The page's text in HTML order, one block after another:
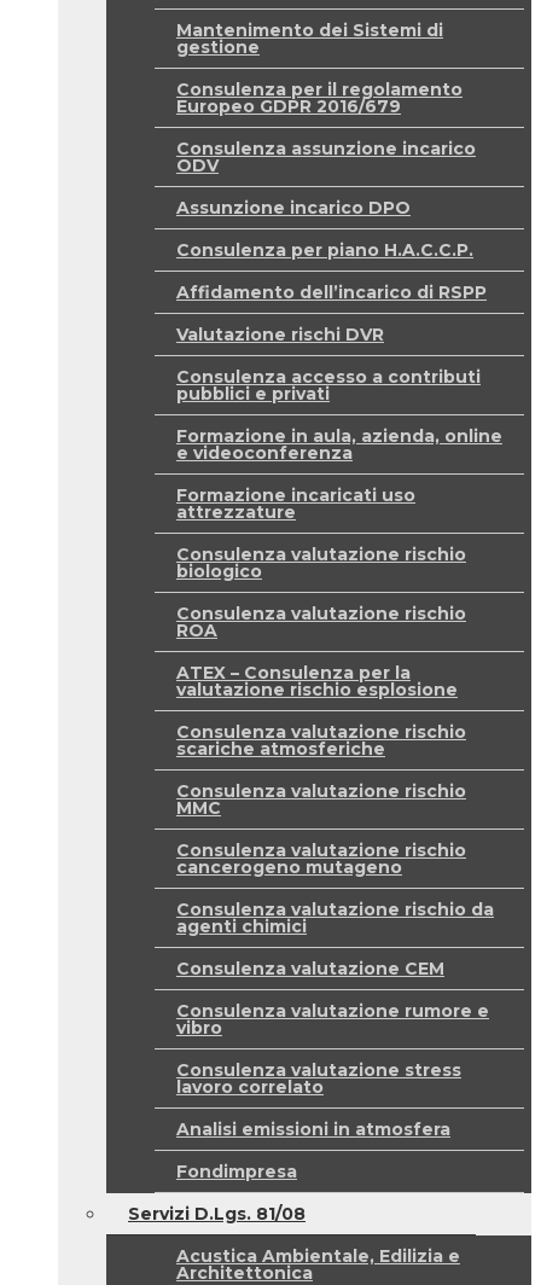
Mantenimento dei Sistemi di
gestione
Consulenza per il regolamento
Europeo GDPR 2016/679
Consulenza assunzione incarico
ODV
Assunzione incarico DPO
Consulenza per piano H.A.C.C.P.
Affidamento dell’incarico di RSPP
Valutazione rischi DVR
Consulenza accesso a contributi
pubblici e privati
Formazione in aula, azienda, online
e videoconferenza
Formazione incaricati uso
attrezzature
Consulenza valutazione rischio
biologico
Consulenza valutazione rischio
ROA
ATEX – Consulenza per la
valutazione rischio esplosione
Consulenza valutazione rischio
scariche atmosferiche
Consulenza valutazione rischio
MMC
Consulenza valutazione rischio
cancerogeno mutageno
Consulenza valutazione rischio da
agenti chimici
Consulenza valutazione CEM
Consulenza valutazione rumore e
vibro
Consulenza valutazione stress
lavoro correlato
Analisi emissioni in atmosfera
Fondimpresa
Servizi D.Lgs. 81/08
Acustica Ambientale, Edilizia e
Architettonica